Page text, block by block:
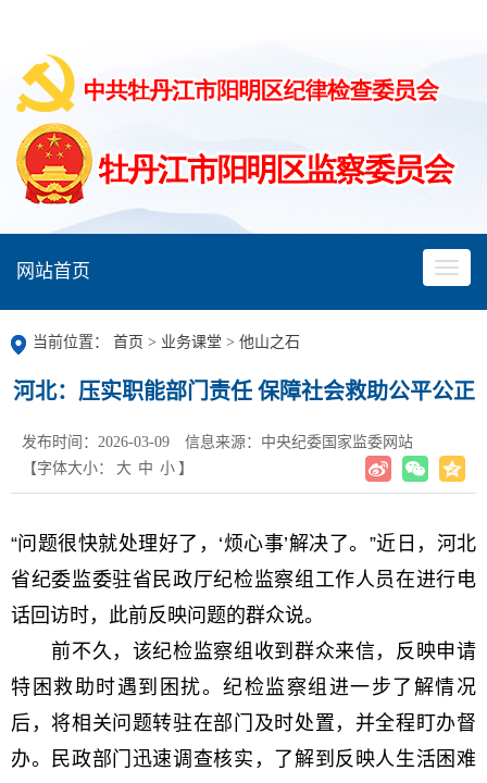
网站首页
当前位置： 首页 > 业务课堂 > 他山之石
河北：压实职能部门责任 保障社会救助公平公正
发布时间：2026-03-09
信息来源：中央纪委国家监委网站
【字体大小：
大 中 小 】
“问题很快就处理好了，‘烦心事’解决了。”近日，河北
省纪委监委驻省民政厅纪检监察组工作人员在进行电
话回访时，此前反映问题的群众说。
前不久，该纪检监察组收到群众来信，反映申请
特困救助时遇到困扰。纪检监察组进一步了解情况
后，将相关问题转驻在部门及时处置，并全程盯办督
办。民政部门迅速调查核实，了解到反映人生活困难